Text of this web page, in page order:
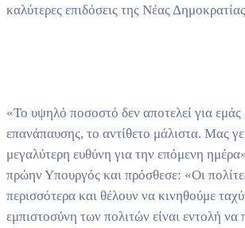
καλύτερες επιδόσεις της Νέας
«Το υψηλό ποσοστό δεν αποτελεί για εμάς
επανάπαυσης, το αντίθετο μάλιστα. Μας
μεγαλύτερη ευθύνη για την επόμενη
πρώην Υπουργός και πρόσθεσε: «Οι
περισσότερα και θέλουν να κινηθούμε
εμπιστοσύνη των πολιτών είναι εντολή